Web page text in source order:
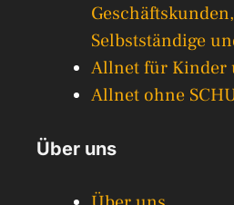
Selbstständige
Allnet für Kinder
Allnet ohne
Über uns